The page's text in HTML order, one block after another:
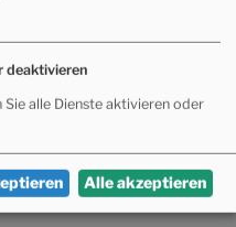
FÜR
IN
deaktivieren
alle Dienste aktivieren oder
Alle akzeptieren